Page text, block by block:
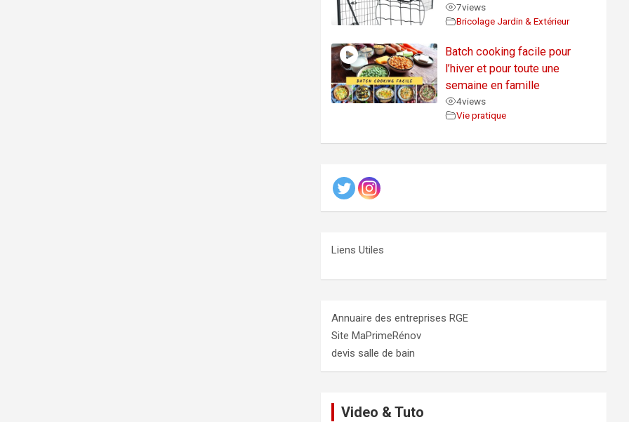
7views
Bricolage Jardin & Extérieur
Batch cooking facile pour
l’hiver et pour toute une
semaine en famille
4views
Vie pratique
Liens Utiles
Annuaire des entreprises RGE
Site MaPrimeRénov
devis salle de bain
Video & Tuto